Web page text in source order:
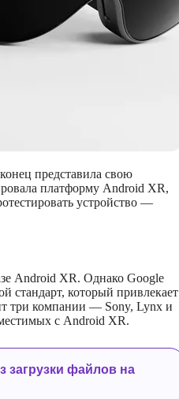
представила свою
платформу Android XR,
устройство —
Android XR. Однако Google
стандарт, который привлекает
три компании — Sony, Lynx и
с Android XR.
загрузки файлов на